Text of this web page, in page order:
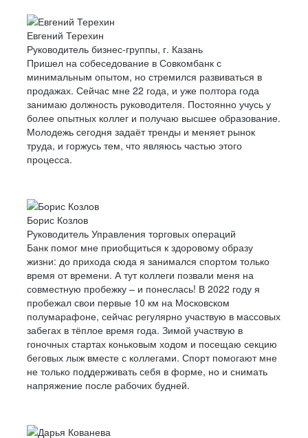
Евгений Терехин
Руководитель бизнес-группы, г. Казань
Пришел на собеседование в Совкомбанк с
минимальным опытом, но стремился развиваться в
продажах. Сейчас мне 22 года, и уже полтора года
занимаю должность руководителя. Постоянно учусь у
более опытных коллег и получаю высшее образование.
Молодежь сегодня задаёт тренды и меняет рынок
труда, и горжусь тем, что являюсь частью этого
процесса.
Борис Козлов
Руководитель Управления торговых операций
Банк помог мне приобщиться к здоровому образу
жизни: до прихода сюда я занимался спортом только
время от времени. А тут коллеги позвали меня на
совместную пробежку – и понеслась! В 2022 году я
пробежал свои первые 10 км на Московском
полумарафоне, сейчас регулярно участвую в массовых
забегах в тёплое время года. Зимой участвую в
гоночных стартах коньковым ходом и посещаю секцию
беговых лыж вместе с коллегами. Спорт помогают мне
не только поддерживать себя в форме, но и снимать
напряжение после рабочих будней.